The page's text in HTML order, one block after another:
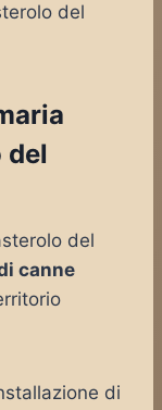
del
del
del
canne
di